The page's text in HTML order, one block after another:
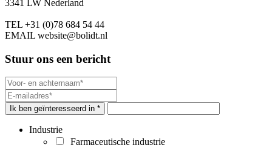
3341 LW Nederland
TEL +31 (0)78 684 54 44
EMAIL website@bolidt.nl
Stuur ons een bericht
Ik ben geïnteresseerd in *
Industrie
Farmaceutische industrie